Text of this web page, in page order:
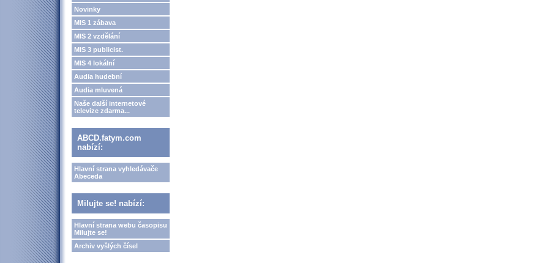
Novinky
MIS 1 zábava
MIS 2 vzdělání
MIS 3 publicist.
MIS 4 lokální
Audia hudební
Audia mluvená
Naše další internetové
televize zdarma...
ABCD.fatym.com
nabízí:
Hlavní strana vyhledávače
Abeceda
Milujte se! nabízí:
Hlavní strana webu časopisu
Milujte se!
Archiv vyšlých čísel